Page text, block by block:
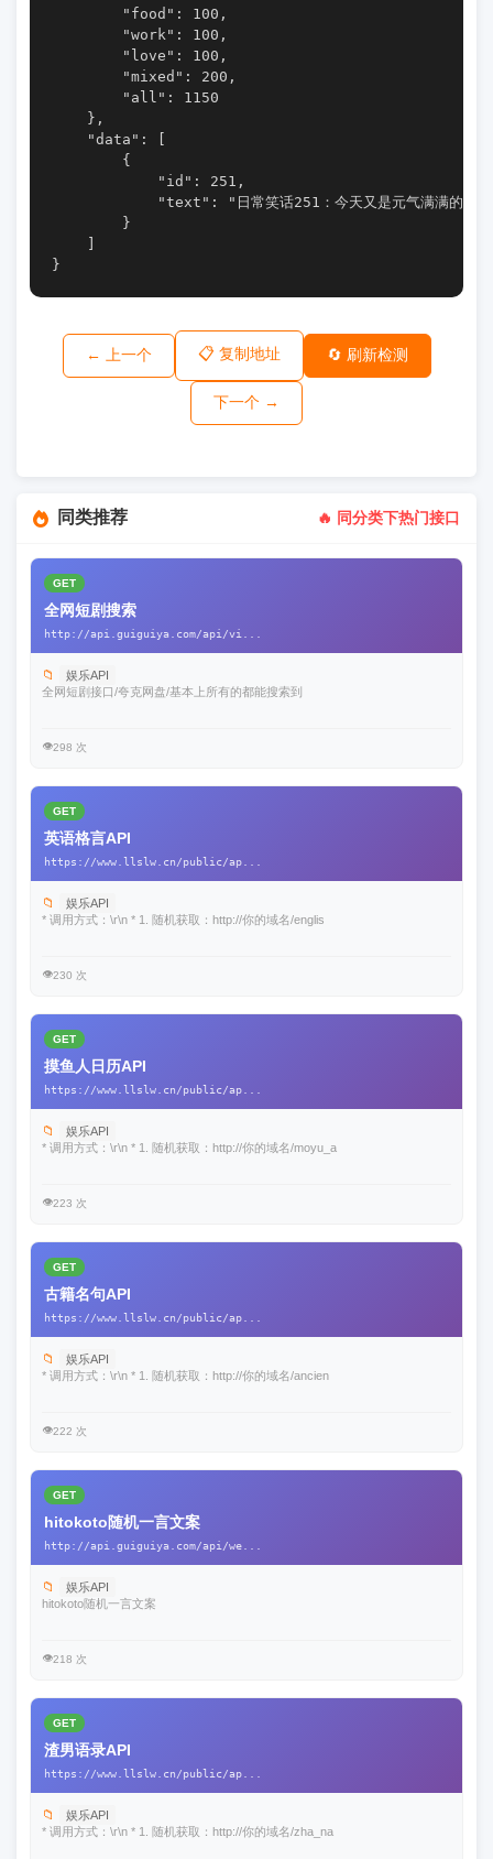
        "food": 100,
        "work": 100,
        "love": 100,
        "mixed": 200,
        "all": 1150
    },
    "data": [
        {
            "id": 251,
"text": "日常笑话251：今天又是元气满满的一天
        }
}
← 上一个 📋 复制地址 🔄 刷新检测
下一个 →
同类推荐 🔥 同分类下热门接口
GET
全网短剧搜索
http://api.guiguiya.com/api/vi...
📁
娱乐API
全网短剧接口/夸克网盘/基本上所有的都能搜索到
👁️298 次
GET
英语格言API
https://www.llslw.cn/public/ap...
📁
娱乐API
* 调用方式：\r\n * 1. 随机获取：http://你的域名/englis
👁️230 次
GET
摸鱼人日历API
https://www.llslw.cn/public/ap...
📁
娱乐API
* 调用方式：\r\n * 1. 随机获取：http://你的域名/moyu_a
👁️223 次
GET
古籍名句API
https://www.llslw.cn/public/ap...
📁
娱乐API
* 调用方式：\r\n * 1. 随机获取：http://你的域名/ancien
👁️222 次
GET
hitokoto随机一言文案
http://api.guiguiya.com/api/we...
📁
娱乐API
hitokoto随机一言文案
👁️218 次
GET
渣男语录API
https://www.llslw.cn/public/ap...
📁
娱乐API
* 调用方式：\r\n * 1. 随机获取：http://你的域名/zha_na